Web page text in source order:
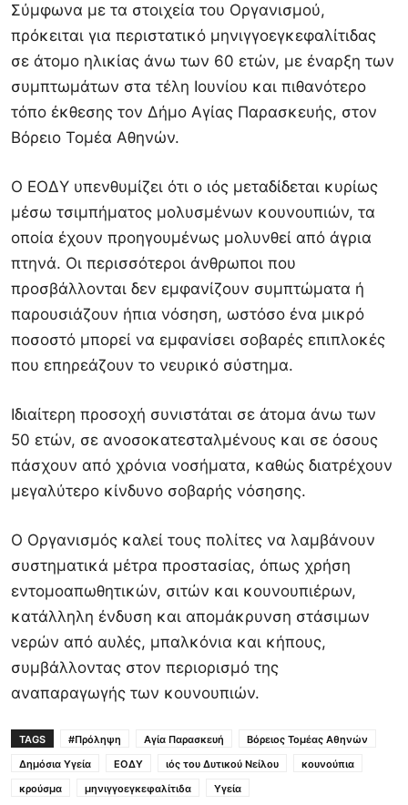
Σύμφωνα με τα στοιχεία του Οργανισμού,
πρόκειται για περιστατικό μηνιγγοεγκεφαλίτιδας
σε άτομο ηλικίας άνω των 60 ετών, με έναρξη των
συμπτωμάτων στα τέλη Ιουνίου και πιθανότερο
τόπο έκθεσης τον Δήμο Αγίας Παρασκευής, στον
Βόρειο Τομέα Αθηνών.
Ο ΕΟΔΥ υπενθυμίζει ότι ο ιός μεταδίδεται κυρίως
μέσω τσιμπήματος μολυσμένων κουνουπιών, τα
οποία έχουν προηγουμένως μολυνθεί από άγρια
πτηνά. Οι περισσότεροι άνθρωποι που
προσβάλλονται δεν εμφανίζουν συμπτώματα ή
παρουσιάζουν ήπια νόσηση, ωστόσο ένα μικρό
ποσοστό μπορεί να εμφανίσει σοβαρές επιπλοκές
που επηρεάζουν το νευρικό σύστημα.
Ιδιαίτερη προσοχή συνιστάται σε άτομα άνω των
50 ετών, σε ανοσοκατεσταλμένους και σε όσους
πάσχουν από χρόνια νοσήματα, καθώς διατρέχουν
μεγαλύτερο κίνδυνο σοβαρής νόσησης.
Ο Οργανισμός καλεί τους πολίτες να λαμβάνουν
συστηματικά μέτρα προστασίας, όπως χρήση
εντομοαπωθητικών, σιτών και κουνουπιέρων,
κατάλληλη ένδυση και απομάκρυνση στάσιμων
νερών από αυλές, μπαλκόνια και κήπους,
συμβάλλοντας στον περιορισμό της
αναπαραγωγής των κουνουπιών.
TAGS #Πρόληψη Αγία Παρασκευή
Βόρειος Τομέας Αθηνών
Δημόσια Υγεία
ΕΟΔΥ ιός του Δυτικού Νείλου
κουνούπια
κρούσμα
μηνιγγοεγκεφαλίτιδα Υγεία